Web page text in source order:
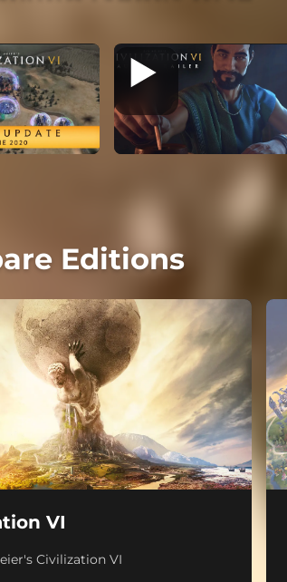
Editions
VI
Civilization VI